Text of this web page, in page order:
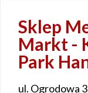
Sklep
Markt -
Park
ul. Ogrodowa